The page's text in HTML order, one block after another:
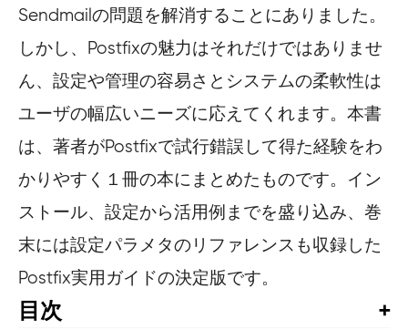
Sendmailの問題を解消することにありました。
しかし、Postfixの魅力はそれだけではありませ
ん、設定や管理の容易さとシステムの柔軟性は
ユーザの幅広いニーズに応えてくれます。本書
は、著者がPostfixで試行錯誤して得た経験をわ
かりやすく１冊の本にまとめたものです。イン
ストール、設定から活用例までを盛り込み、巻
末には設定パラメタのリファレンスも収録した
Postfix実用ガイドの決定版です。
目次